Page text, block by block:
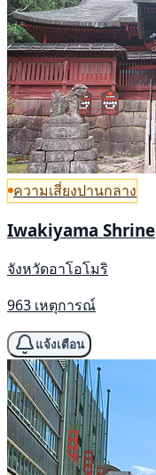
ความเสี่ยงปานกลาง
Iwakiyama Shrine
จังหวัดอาโอโมริ
963 เหตุการณ์
แจ้งเตือน